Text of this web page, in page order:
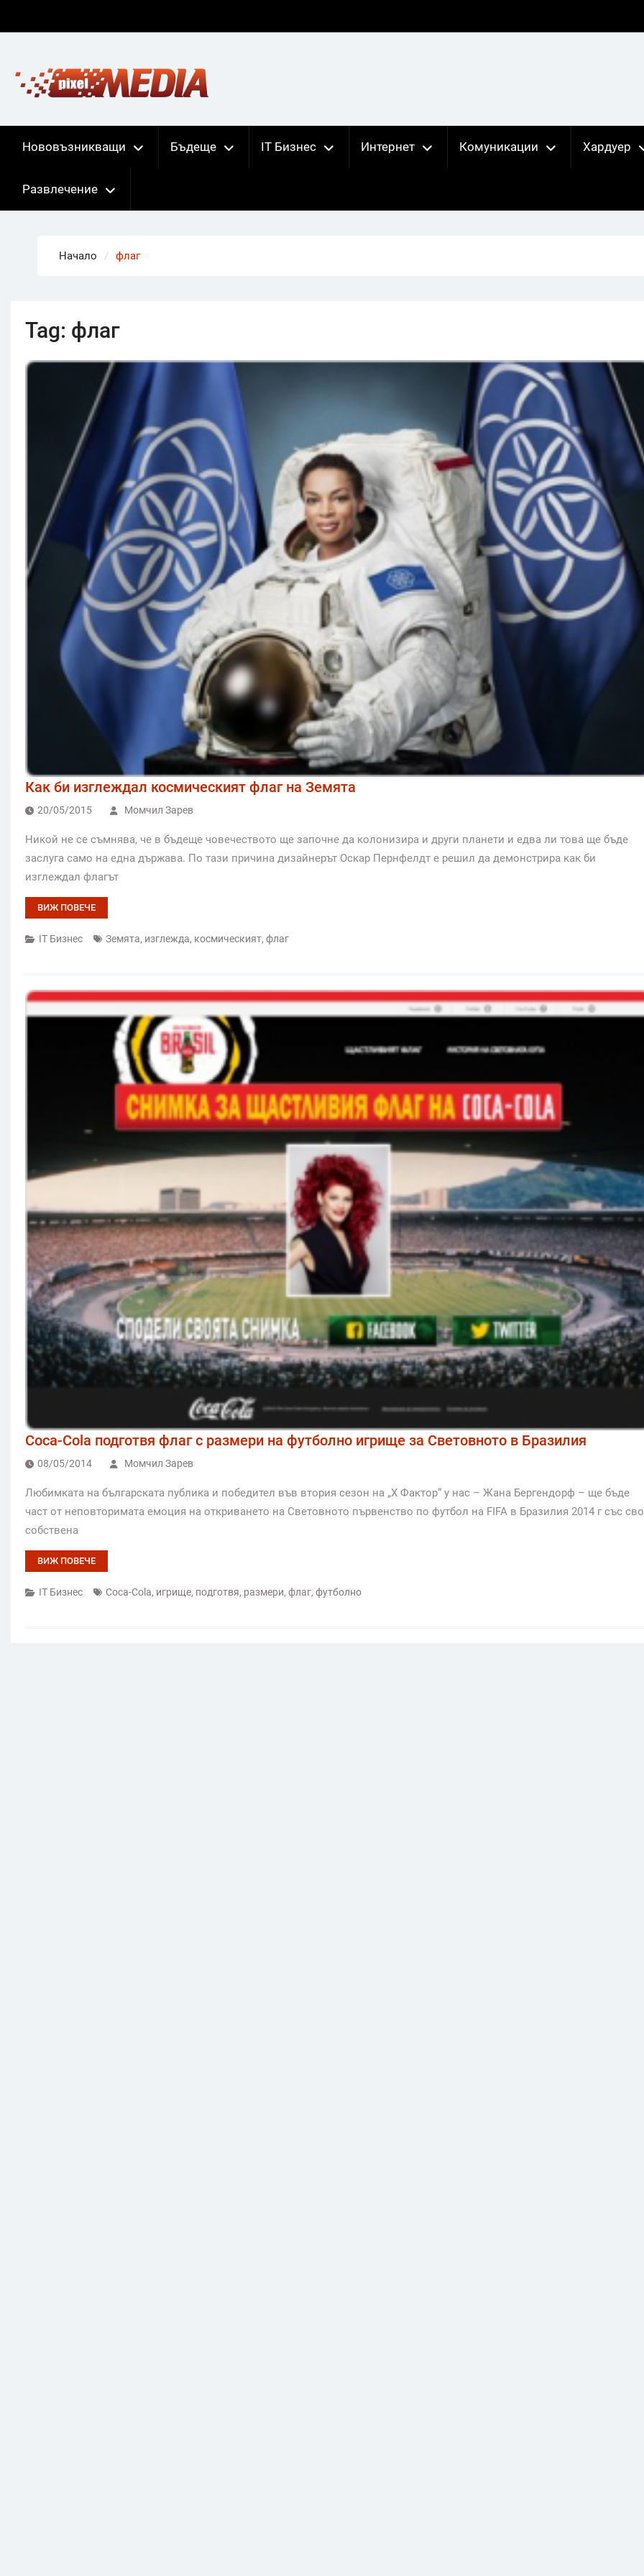
Нововъзникващи Бъдеще IT Бизнес Интернет Комуникации Хардуер
Развлечение
Начало флаг
Tag: флаг
Как би изглеждал космическият флаг на Земята
20/05/2015 Момчил Зарев
Никой не се съмнява, че в бъдеще човечеството ще започне да колонизира и други планети и едва ли това ще бъде
заслуга само на една държава. По тази причина дизайнерът Оскар Пернфелдт е решил да демонстрира как би
изглеждал флагът
ВИЖ ПОВЕЧЕ
IT Бизнес Земята, изглежда, космическият, флаг
Coca-Cola подготвя флаг с размери на футболно игрище за Световното в Бразилия
08/05/2014 Момчил Зарев
Любимката на българската публика и победител във втория сезон на „Х Фактор“ у нас – Жана Бергендорф – ще бъде
част от неповторимата емоция на откриването на Световното първенство по футбол на FIFA в Бразилия 2014 г със
собствена
ВИЖ ПОВЕЧЕ
IT Бизнес Coca-Cola, игрище, подготвя, размери, флаг, футболно